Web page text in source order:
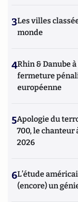
3Les villes
monde
4Rhin & Danube
fermeture
européenne
5Apologie du
700, le chanteur
2026
6L’étude
(encore) un